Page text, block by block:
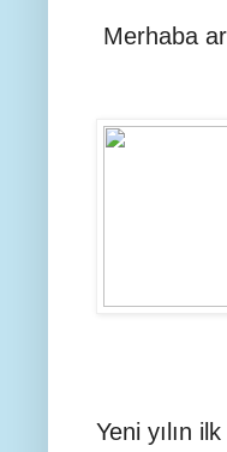
Merhaba
Yeni yılın